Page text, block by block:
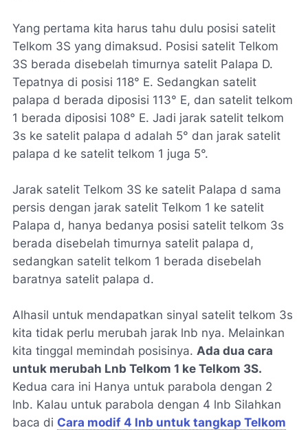
Yang pertama kita harus tahu dulu posisi satelit
Telkom 3S yang dimaksud. Posisi satelit Telkom
3S berada disebelah timurnya satelit Palapa D.
Tepatnya di posisi 118° E. Sedangkan satelit
palapa d berada diposisi 113° E, dan satelit telkom
1 berada diposisi 108° E. Jadi jarak satelit telkom
3s ke satelit palapa d adalah 5° dan jarak satelit
palapa d ke satelit telkom 1 juga 5°.
Jarak satelit Telkom 3S ke satelit Palapa d sama
persis dengan jarak satelit Telkom 1 ke satelit
Palapa d, hanya bedanya posisi satelit telkom 3s
berada disebelah timurnya satelit palapa d,
sedangkan satelit telkom 1 berada disebelah
baratnya satelit palapa d.
Alhasil untuk mendapatkan sinyal satelit telkom 3s
kita tidak perlu merubah jarak lnb nya. Melainkan
kita tinggal memindah posisinya. Ada dua cara
untuk merubah Lnb Telkom 1 ke Telkom 3S.
Kedua cara ini Hanya untuk parabola dengan 2
lnb. Kalau untuk parabola dengan 4 lnb Silahkan
baca di Cara modif 4 lnb untuk tangkap Telkom